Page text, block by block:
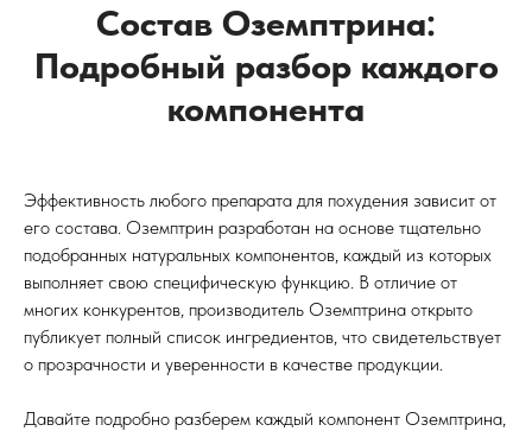
Состав Оземптрина:
Подробный разбор каждого
компонента
Эффективность любого препарата для похудения зависит от
его состава. Оземптрин разработан на основе тщательно
подобранных натуральных компонентов, каждый из которых
выполняет свою специфическую функцию. В отличие от
многих конкурентов, производитель Оземптрина открыто
публикует полный список ингредиентов, что свидетельствует
о прозрачности и уверенности в качестве продукции.
Давайте подробно разберем каждый компонент Оземптрина,